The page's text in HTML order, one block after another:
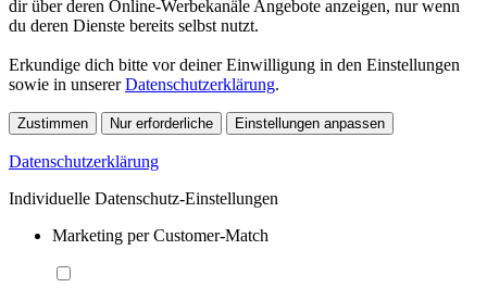
dir über deren Online-Werbekanäle Angebote anzeigen, nur wenn
du deren Dienste bereits selbst nutzt.
Erkundige dich bitte vor deiner Einwilligung in den Einstellungen
sowie in unsererDatenschutzerklärung.
Zustimmen Nur erforderliche Einstellungen anpassen
Datenschutzerklärung
Individuelle Datenschutz-Einstellungen
Marketing per Customer-Match